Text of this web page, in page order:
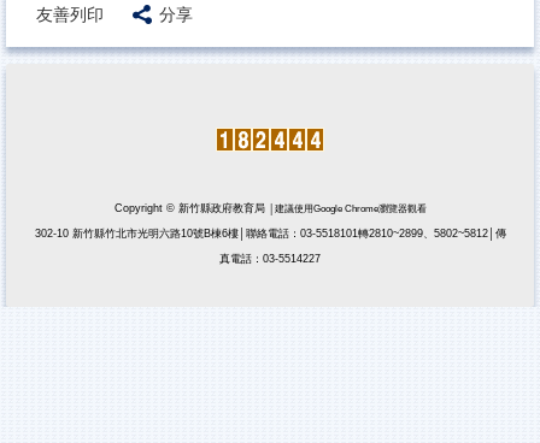
友善列印 分享
Copyright © 新竹縣政府教育局 │建議使用Google Chrome瀏覽器觀看
302-10 新竹縣竹北市光明六路10號B棟6樓│聯絡電話：03-5518101轉2810~2899、5802~5812│傳
真電話：03-5514227